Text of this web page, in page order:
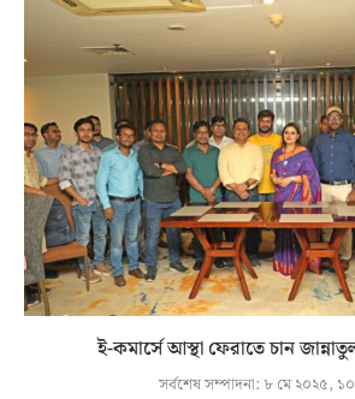
ই-কমার্সে আস্থা ফেরাতে চান
সর্বশেষ সম্পাদনা: ৮ মে ২০২৫,